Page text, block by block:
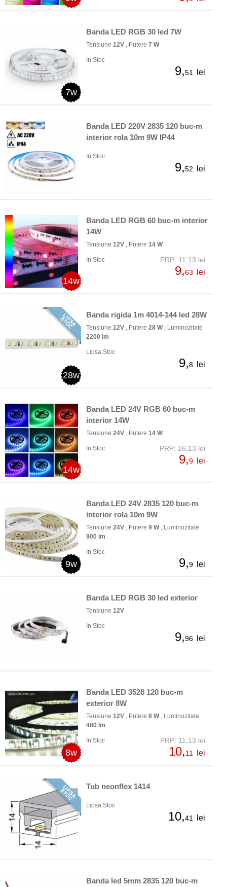
7w
Banda LED RGB 30 led 7W
Tensiune 12V , Putere 7 W
In Stoc
9,51 lei
Banda LED 220V 2835 120 buc-m
interior rola 10m 9W IP44
In Stoc
9,52 lei
14w
Banda LED RGB 60 buc-m interior
14W
Tensiune 12V , Putere 14 W
In Stoc PRP: 11,13 lei
9,63 lei
28w
Banda rigida 1m 4014-144 led 28W
Tensiune 12V , Putere 28 W, Luminozitate
2200 lm
Lipsa Stoc
9,8 lei
14w
Banda LED 24V RGB 60 buc-m
interior 14W
Tensiune 24V , Putere 14 W
In Stoc PRP: 16,13 lei
9,9 lei
9w
Banda LED 24V 2835 120 buc-m
interior rola 10m 9W
Tensiune 24V , Putere 9 W, Luminozitate
900 lm
In Stoc
9,9 lei
Banda LED RGB 30 led exterior
Tensiune 12V
In Stoc
9,96 lei
8w
Banda LED 3528 120 buc-m
exterior 8W
Tensiune 12V , Putere 8 W, Luminozitate
480 lm
In Stoc PRP: 11,13 lei
10,11 lei
Tub neonflex 1414
Lipsa Stoc
10,41 lei
Banda led 5mm 2835 120 buc-m